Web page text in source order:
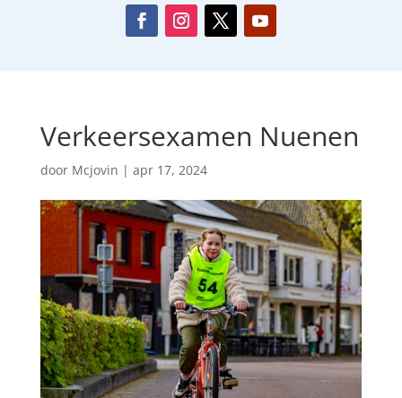
Verkeersexamen Nuenen
door Mcjovin | apr 17, 2024